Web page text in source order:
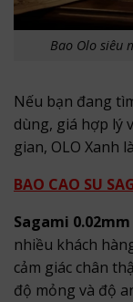
Bao Olo siêu
Nếu bạn đang
dùng, giá hợp lý
gian, OLO Xanh
BAO CAO SU
Sagami 0.02mm
nhiều khách
cảm giác chân
độ mỏng và độ